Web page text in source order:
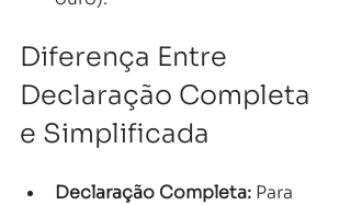
Diferença Entre
Declaração Completa
e Simplificada
Declaração Completa: Para